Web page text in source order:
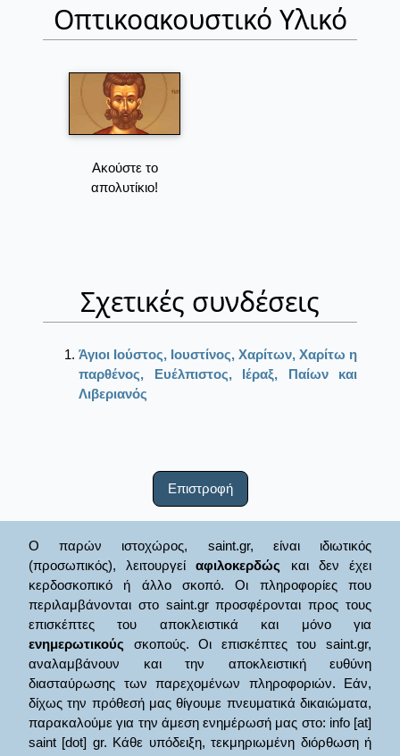
Οπτικοακουστικό Υλικό
Ακούστε το
απολυτίκιο!
Σχετικές συνδέσεις
Άγιοι Ιούστος, Ιουστίνος, Χαρίτων, Χαρίτω η
παρθένος, Ευέλπιστος, Ιέραξ, Παίων και
Λιβεριανός
Επιστροφή
Ο παρών ιστοχώρος, saint.gr, είναι ιδιωτικός
(προσωπικός), λειτουργείαφιλοκερδώς και δεν έχει
κερδοσκοπικό ή άλλο σκοπό. Οι πληροφορίες που
περιλαμβάνονται στο saint.gr προσφέρονται προς τους
επισκέπτες του αποκλειστικά και μόνο για
ενημερωτικούς σκοπούς. Οι επισκέπτες του saint.gr,
αναλαμβάνουν και την αποκλειστική ευθύνη
διασταύρωσης των παρεχομένων πληροφοριών. Εάν,
δίχως την πρόθεσή μας θίγουμε πνευματικά δικαιώματα,
παρακαλούμε για την άμεση ενημέρωσή μας στο: info [at]
saint [dot] gr. Κάθε υπόδειξη, τεκμηριωμένη διόρθωση ή